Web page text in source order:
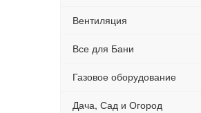
Вентиляция
Все для Бани
Газовое оборудование
Дача, Сад и Огород